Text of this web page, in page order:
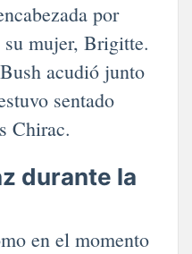
por
mujer, Brigitte.
acudió junto
sentado
Chirac.
durante la
en el momento